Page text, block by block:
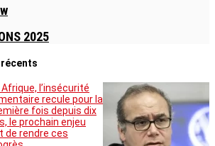
2025
récents
Afrique, l’insécurité
recule pour la
fois depuis dix
le prochain enjeu
de rendre ces